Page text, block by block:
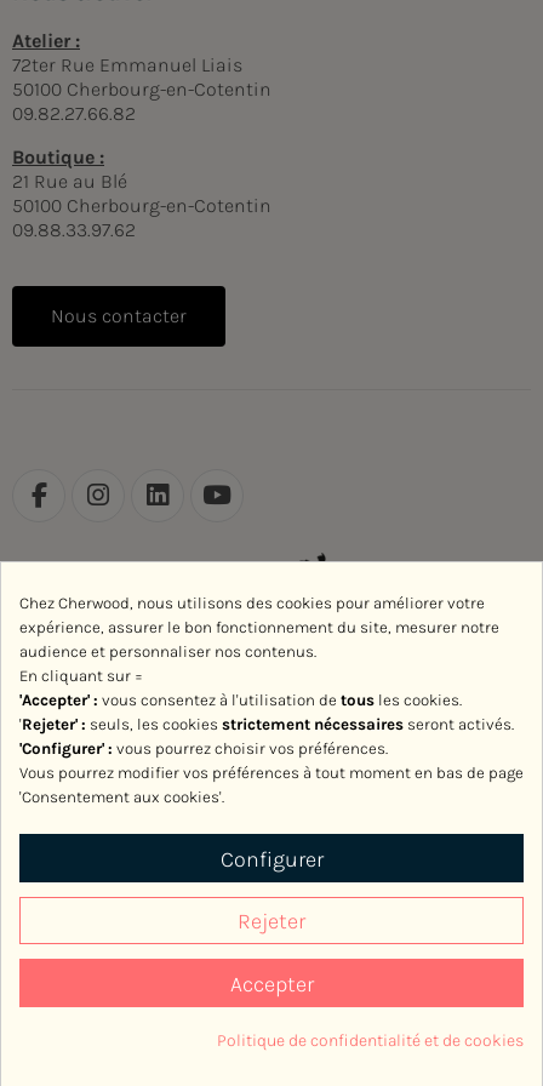
Atelier :
72ter Rue Emmanuel Liais
50100 Cherbourg-en-Cotentin
09.82.27.66.82
Boutique :
21 Rue au Blé
50100 Cherbourg-en-Cotentin
09.88.33.97.62
Nous contacter
2017-2026, Cherwood
Chez Cherwood, nous utilisons des cookies pour améliorer votre
expérience, assurer le bon fonctionnement du site, mesurer notre
audience et personnaliser nos contenus.
En cliquant sur =
'Accepter' : vous consentez à l'utilisation de tous les cookies.
'Rejeter' : seuls, les cookies strictement nécessaires seront activés.
'Configurer' : vous pourrez choisir vos préférences.
Vous pourrez modifier vos préférences à tout moment en bas de page
'Consentement aux cookies'.
Configurer
Rejeter
Accepter
Politique de confidentialité et de cookies